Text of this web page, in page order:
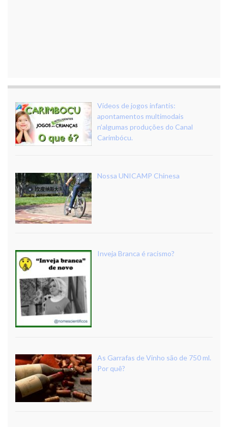
Vídeos de jogos infantis:
apontamentos multimodais
n’algumas produções do Canal
Carimbócu.
Nossa UNICAMP Chinesa
Inveja Branca é racismo?
As Garrafas de Vinho são de 750 ml.
Por quê?